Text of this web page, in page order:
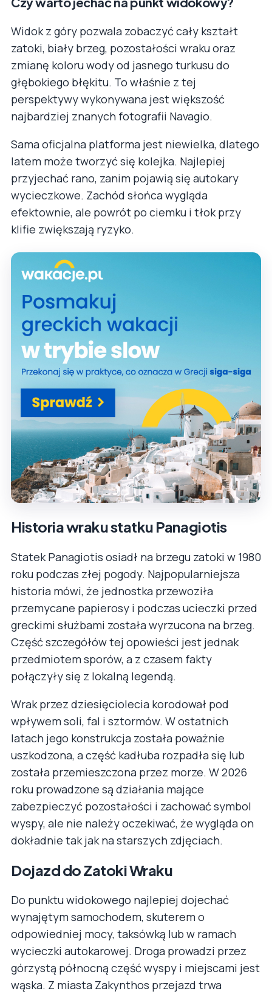
Widok z góry pozwala zobaczyć cały kształt
zatoki, biały brzeg, pozostałości wraku oraz
zmianę koloru wody od jasnego turkusu do
głębokiego błękitu. To właśnie z tej
perspektywy wykonywana jest większość
najbardziej znanych fotografii Navagio.
Sama oficjalna platforma jest niewielka, dlatego
latem może tworzyć się kolejka. Najlepiej
przyjechać rano, zanim pojawią się autokary
wycieczkowe. Zachód słońca wygląda
efektownie, ale powrót po ciemku i tłok przy
klifie zwiększają ryzyko.
Historia wraku statku Panagiotis
Statek Panagiotis osiadł na brzegu zatoki w 1980
roku podczas złej pogody. Najpopularniejsza
historia mówi, że jednostka przewoziła
przemycane papierosy i podczas ucieczki przed
greckimi służbami została wyrzucona na brzeg.
Część szczegółów tej opowieści jest jednak
przedmiotem sporów, a z czasem fakty
połączyły się z lokalną legendą.
Wrak przez dziesięciolecia korodował pod
wpływem soli, fal i sztormów. W ostatnich
latach jego konstrukcja została poważnie
uszkodzona, a część kadłuba rozpadła się lub
została przemieszczona przez morze. W 2026
roku prowadzone są działania mające
zabezpieczyć pozostałości i zachować symbol
wyspy, ale nie należy oczekiwać, że wygląda on
dokładnie tak jak na starszych zdjęciach.
Dojazd do Zatoki Wraku
Do punktu widokowego najlepiej dojechać
wynajętym samochodem, skuterem o
odpowiedniej mocy, taksówką lub w ramach
wycieczki autokarowej. Droga prowadzi przez
górzystą północną część wyspy i miejscami jest
wąska. Z miasta Zakynthos przejazd trwa